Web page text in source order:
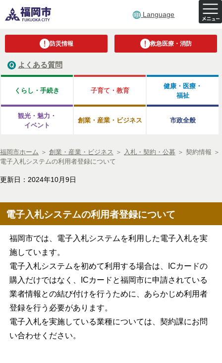
Language
防災情報 救急医療・消防
よくある質問
くらし・手続き 子育て・教育
健康・医療・
福祉
観光・魅力・
イベント
創業・産業・ビジネス 市政全般
福岡市ホーム ＞ 創業・産業・ビジネス ＞ 入札・契約・公募 ＞ 契約情報 ＞
電子入札システムの利用者登録について
更新日：2024年10月9日
電子入札システムの利用者登録について
福岡市では、電子入札システムを利用した電子入札を実
施しています。
電子入札システムを初めて利用する場合は、ICカードの
購入だけではなく、ICカードと福岡市に申請されている
業者情報との結び付けを行うために、あらかじめ利用者
登録を行う必要があります。
電子入札を実施している業種については、契約課にお問
い合わせください。